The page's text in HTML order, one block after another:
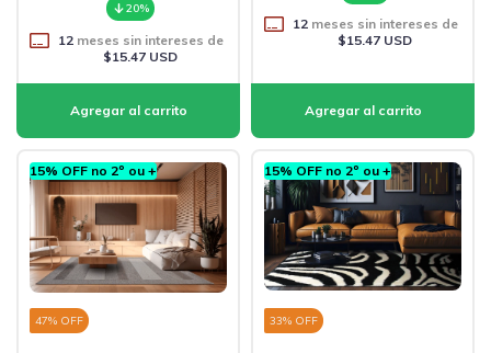
20%
12meses sin intereses de
$15.47 USD
12meses sin intereses de
$15.47 USD
15% OFF no 2º ou +
47% OFF
15% OFF no 2º ou +
33% OFF